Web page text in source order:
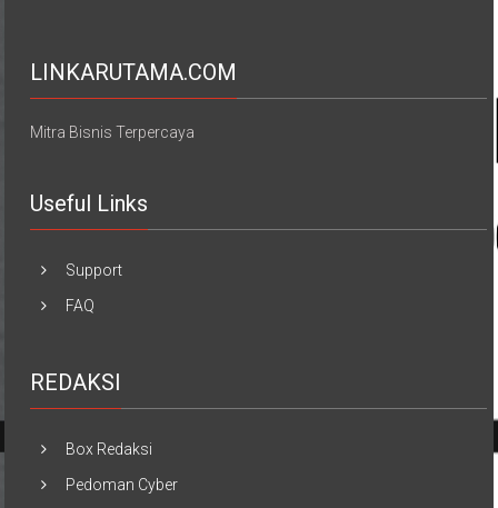
LINKARUTAMA.COM
Mitra Bisnis Terpercaya
Useful Links
Support
FAQ
REDAKSI
Box Redaksi
Pedoman Cyber